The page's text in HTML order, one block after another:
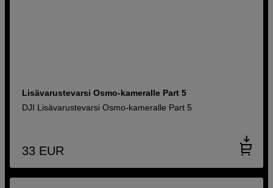
Lisävarustevarsi Osmo-kameralle Part 5
DJI Lisävarustevarsi Osmo-kameralle Part 5
33 EUR